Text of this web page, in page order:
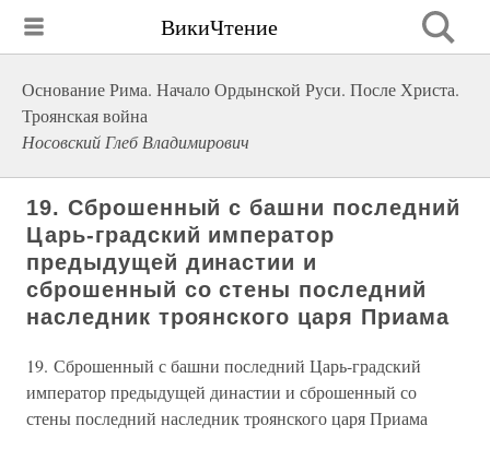
ВикиЧтение
Основание Рима. Начало Ордынской Руси. После Христа.
Троянская война
Носовский Глеб Владимирович
19. Сброшенный с башни последний
Царь-градский император
предыдущей династии и
сброшенный со стены последний
наследник троянского царя Приама
19. Сброшенный с башни последний Царь-градский
император предыдущей династии и сброшенный со
стены последний наследник троянского царя Приама